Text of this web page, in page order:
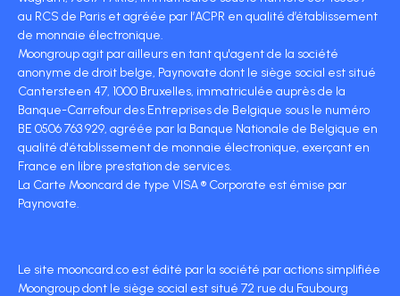
au RCS de Paris et agréée par l’ACPR en qualité d’établissement
de monnaie électronique.
Moongroup agit par ailleurs en tant qu'agent de la société
anonyme de droit belge, Paynovate dont le siège social est situé
Cantersteen 47, 1000 Bruxelles, immatriculée auprès de la
Banque-Carrefour des Entreprises de Belgique sous le numéro
BE 0506 763 929, agréée par la Banque Nationale de Belgique en
qualité d'établissement de monnaie électronique, exerçant en
France en libre prestation de services.
La Carte Mooncard de type VISA ® Corporate est émise par
Paynovate.
Le site mooncard.co est édité par la société par actions simplifiée
Moongroup dont le siège social est situé 72 rue du Faubourg